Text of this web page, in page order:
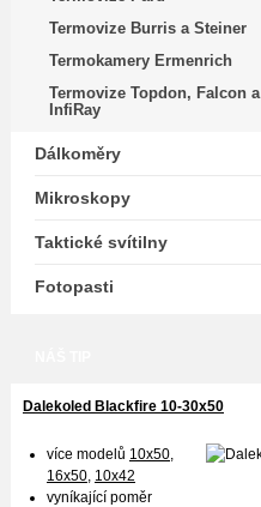
Termovize Burris a Steiner
Termokamery Ermenrich
Termovize Topdon, Falcon a
InfiRay
Dálkoměry
Mikroskopy
Taktické svítilny
Fotopasti
Dalekoled Blackfire 10-30x50
více modelů 10x50,
16x50, 10x42
vyníkající poměr